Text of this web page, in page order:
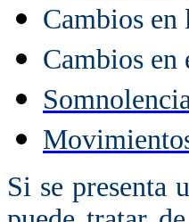
Cambios en
Cambios
Somnolencia
Si se presenta